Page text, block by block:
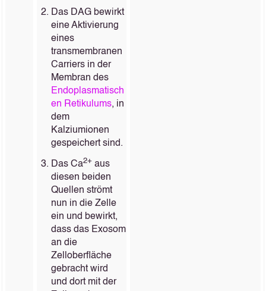
Das DAG bewirkt
eine Aktivierung
eines
transmembranen
Carriers in der
Membran des
Endoplasmatisch
en Retikulums, in
dem
Kalziumionen
gespeichert sind.
Das Ca2+aus
diesen beiden
Quellen strömt
nun in die Zelle
ein und bewirkt,
dass das Exosom
an die
Zelloberfläche
gebracht wird
und dort mit der